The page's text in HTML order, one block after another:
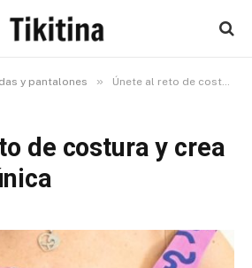
y pantalones » Únete al reto de costura y crea tu prenda única
de costura y crea